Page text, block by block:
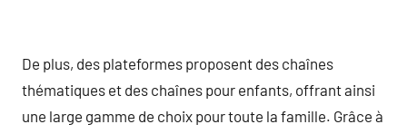
De plus, des plateformes proposent des chaînes
thématiques et des chaînes pour enfants, offrant ainsi
une large gamme de choix pour toute la famille. Grâce à